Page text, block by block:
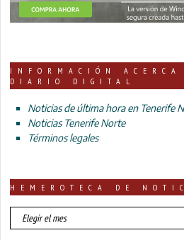
INFORMACIÓN ACERCA
DIARIO DIGITAL
Noticias de última hora en Tenerife
Noticias Tenerife Norte
Términos legales
HEMEROTECA DE
HEMEROTECA
DE